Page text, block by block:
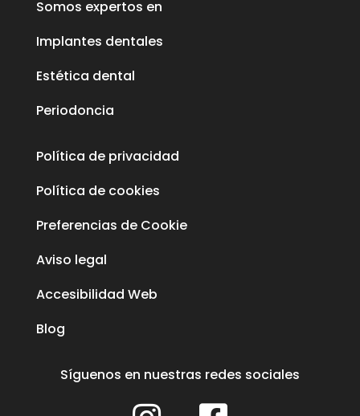
Somos expertos en
Implantes dentales
Estética dental
Periodoncia
Política de privacidad
Política de cookies
Preferencias de Cookie
Aviso legal
Accesibilidad Web
Blog
Síguenos en nuestras redes sociales